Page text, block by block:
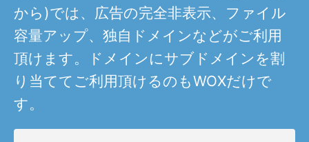
から)では、広告の完全非表示、ファイル
容量アップ、独自ドメインなどがご利用
頂けます。ドメインにサブドメインを割
り当ててご利用頂けるのもWOXだけで
す。